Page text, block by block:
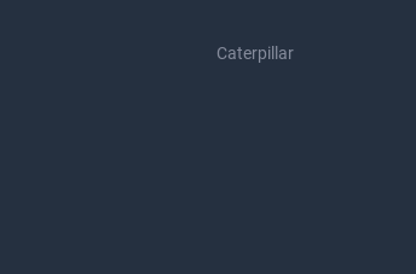
Caterpillar